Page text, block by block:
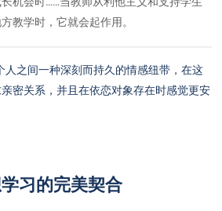
教学时，它就会起作用。
人之间一种深刻而持久的情感纽带，在这
密关系，并且在依恋对象存在时感觉更安
习的完美契合